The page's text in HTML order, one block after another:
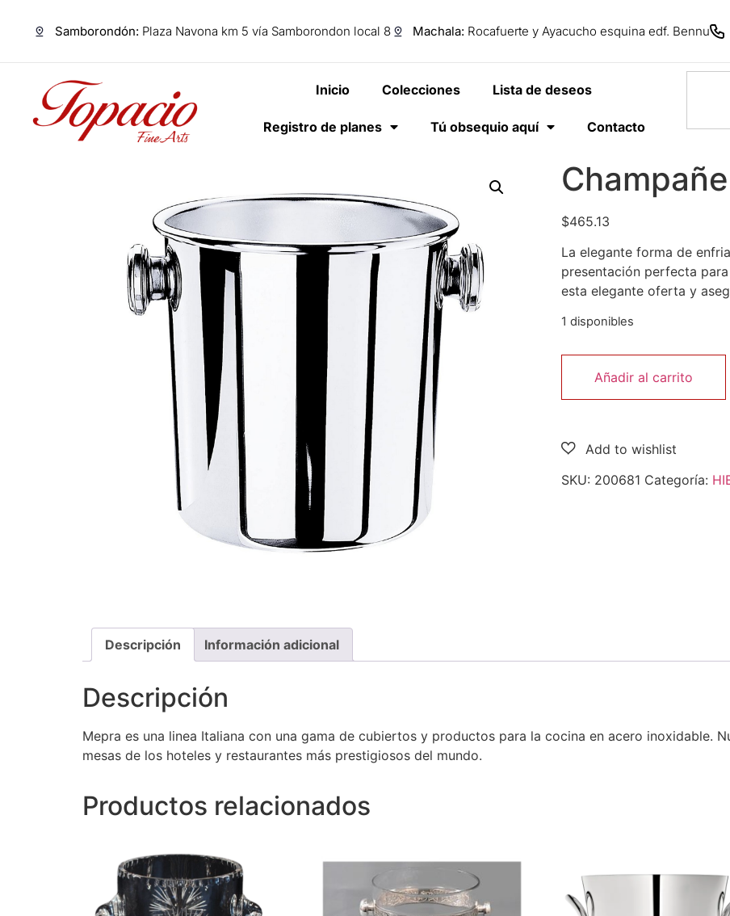
Samborondón: Plaza Navona km 5 vía Samborondon local 8 Machala: Rocafuerte y Ayacucho esquina edf. Bennu
Inicio Colecciones Lista de deseos
Registro de planes Tú obsequio aquí Contacto
$465.13
La elegante forma de
presentación perfecta
esta elegante oferta y
1 disponibles
Añadir al carrito
SKU: 200681 Categoría:
Descripción Información adicional
Descripción
Mepra es una linea Italiana con una gama de cubiertos y productos para la cocina en acero inoxidable.
mesas de los hoteles y restaurantes más prestigiosos del mundo.
Productos relacionados